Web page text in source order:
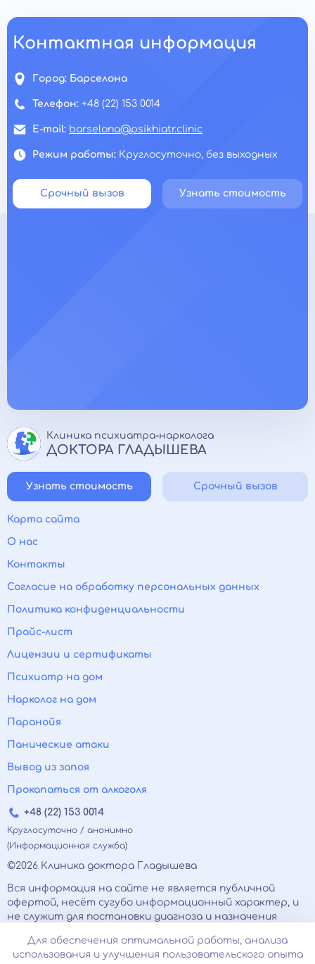
Контактная информация
Город: Барселона
Телефон: +48 (22) 153 0014
E-mail: barselona@psikhiatr.clinic
Режим работы: Круглосуточно, без выходных
Срочный вызов Узнать стоимость
Клиника психиатра-нарколога
ДОКТОРА ГЛАДЫШЕВА
Узнать стоимость Срочный вызов
Карта сайта
О нас
Контакты
Согласие на обработку персональных данных
Политика конфиденциальности
Прайс-лист
Лицензии и сертификаты
Психиатр на дом
Нарколог на дом
Паранойя
Панические атаки
Вывод из запоя
Прокапаться от алкоголя
+48 (22) 153 0014
Круглосуточно / анонимно
(Информационная служба)
©2026 Клиника доктора Гладышева
Вся информация на сайте не является публичной
офертой, несёт сугубо информационный характер, и
не служит для постановки диагноза и назначения
Есть противопоказания, необходимо
проконсультироваться с врачом. Консультационные
Для обеспечения оптимальной работы, анализа
использования и улучшения пользовательского опыта